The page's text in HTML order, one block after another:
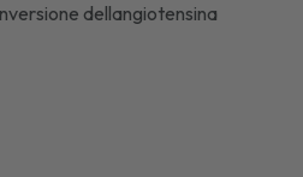
dellangiotensina